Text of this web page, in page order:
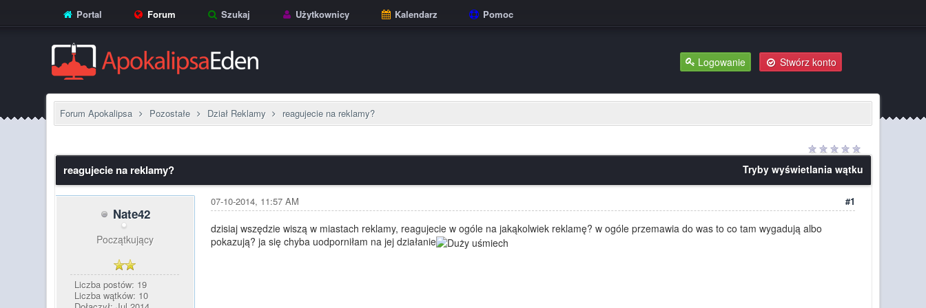
Portal Forum Szukaj Użytkownicy Kalendarz Pomoc
Logowanie Stwórz konto
Forum Apokalipsa Pozostałe Dział Reklamy reagujecie na reklamy?
Tryby wyświetlania wątku
reagujecie na reklamy?
Nate42
Początkujący
Liczba postów: 19
Liczba wątków: 10
#1
07-10-2014, 11:57 AM
dzisiaj wszędzie wiszą w miastach reklamy, reagujecie w ogóle na jakąkolwiek reklamę? w ogóle przemawia do was to co tam wygadują albo
pokazują? ja się chyba uodporniłam na jej działanie